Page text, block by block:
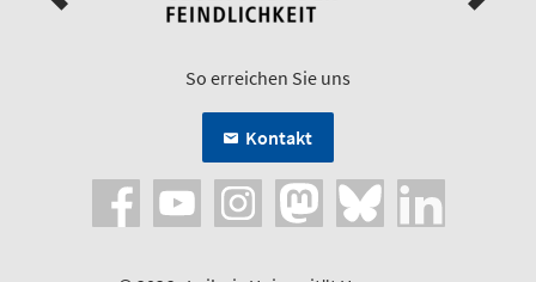
So erreichen Sie uns
Kontakt